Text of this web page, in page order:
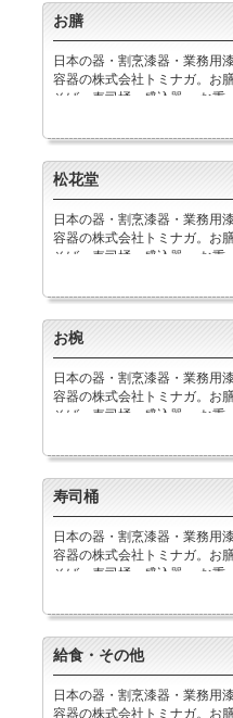
お膳
日本の器・割烹漆器・業務用
容器の株式会社トミナガ。お
そば・寿司桶、盛込器,、お重
松花堂
日本の器・割烹漆器・業務用
容器の株式会社トミナガ。お
そば・寿司桶、盛込器,、お重
お椀
日本の器・割烹漆器・業務用
容器の株式会社トミナガ。お
そば・寿司桶、盛込器,、お重
寿司桶
日本の器・割烹漆器・業務用
容器の株式会社トミナガ。お
そば・寿司桶、盛込器,、お重
給食・その他
日本の器・割烹漆器・業務用
容器の株式会社トミナガ。お